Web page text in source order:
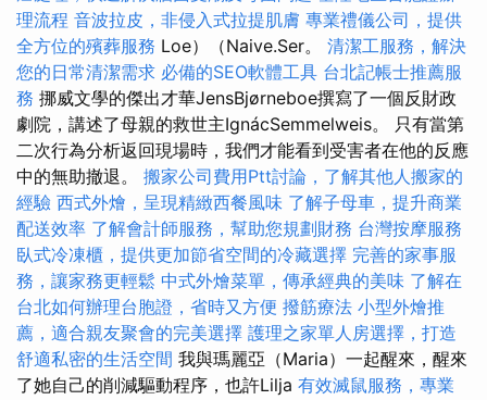
理流程 音波拉皮，非侵入式拉提肌膚 專業禮儀公司，提供
全方位的殯葬服務 Loe）（Naive.Ser。 清潔工服務，解決
您的日常清潔需求 必備的SEO軟體工具 台北記帳士推薦服
務 挪威文學的傑出才華JensBjørneboe撰寫了一個反財政
劇院，講述了母親的救世主IgnácSemmelweis。 只有當第
二次行為分析返回現場時，我們才能看到受害者在他的反應
中的無助撤退。 搬家公司費用Ptt討論，了解其他人搬家的
經驗 西式外燴，呈現精緻西餐風味 了解子母車，提升商業
配送效率 了解會計師服務，幫助您規劃財務 台灣按摩服務
臥式冷凍櫃，提供更加節省空間的冷藏選擇 完善的家事服
務，讓家務更輕鬆 中式外燴菜單，傳承經典的美味 了解在
台北如何辦理台胞證，省時又方便 撥筋療法 小型外燴推
薦，適合親友聚會的完美選擇 護理之家單人房選擇，打造
舒適私密的生活空間 我與瑪麗亞（Maria）一起醒來，醒來
了她自己的削減驅動程序，也許Lilja 有效滅鼠服務，專業